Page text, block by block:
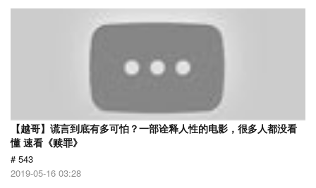
【越哥】谎言到底有多可怕？一部诠释人性的电影，很多人都没看
懂 速看《赎罪》
# 543
2019-05-16 03:28